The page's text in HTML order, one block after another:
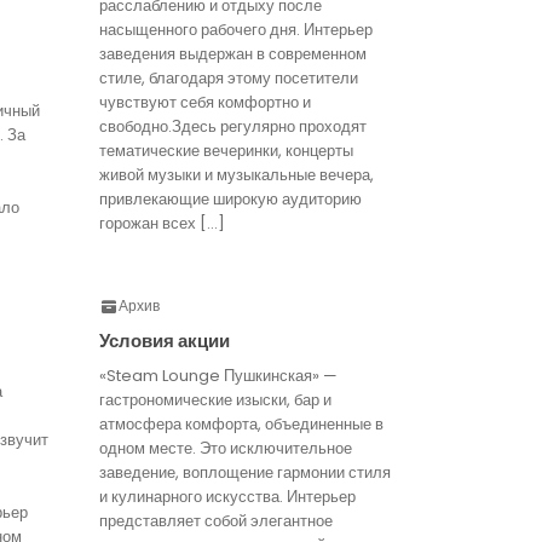
За
расслаблению и отдыху после
насыщенного рабочего дня. Интерьер
заведения выдержан в современном
стиле, благодаря этому посетители
чувствуют себя комфортно и
свободно.Здесь регулярно проходят
тематические вечеринки, концерты
живой музыки и музыкальные вечера,
привлекающие широкую аудиторию
горожан всех […]
Архив
Условия акции
«Steam Lounge Пушкинская» —
гастрономические изыски, бар и
атмосфера комфорта, объединенные в
одном месте. Это исключительное
заведение, воплощение гармонии стиля
и кулинарного искусства. Интерьер
представляет собой элегантное